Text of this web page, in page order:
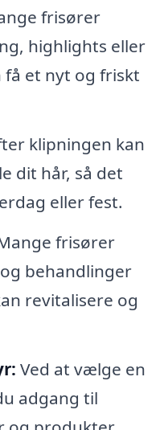
frisører
highlights eller
få et nyt og friskt
klipningen kan
dit hår, så det
eller fest.
frisører
behandlinger
revitalisere og
Ved at vælge en
adgang til